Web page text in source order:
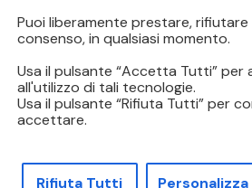
di come la tecnologia possa
avanzate, l’azienda non solo
più sostenibile e
per le aziende che
Puoi liberamente prestare,
consenso, in qualsiasi momento.
Usa il pulsante “Accetta Tutti” per
all'utilizzo di tali tecnologie.
Usa il pulsante “Rifiuta Tutti” per
accettare.
Rifiuta Tutti Personalizza